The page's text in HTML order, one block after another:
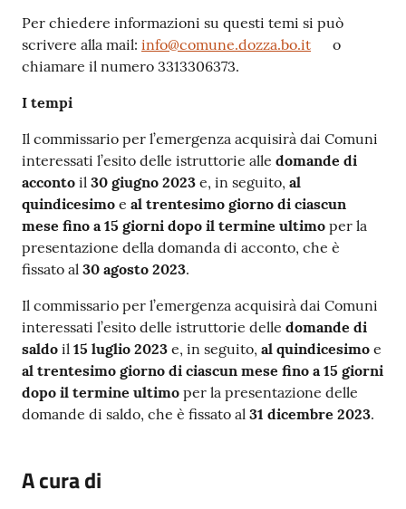
Per chiedere informazioni su questi temi si può
scrivere alla mail: info@comune.dozza.bo.it
o
chiamare il numero 3313306373.
I tempi
Il commissario per l’emergenza acquisirà dai Comuni
interessati l’esito delle istruttorie alle domande di
acconto il 30 giugno 2023 e, in seguito, al
quindicesimo e al trentesimo giorno di ciascun
mese fino a 15 giorni dopo il termine ultimo per la
presentazione della domanda di acconto, che è
fissato al 30 agosto 2023.
Il commissario per l’emergenza acquisirà dai Comuni
interessati l’esito delle istruttorie delle domande di
saldo il 15 luglio 2023 e, in seguito, al quindicesimo e
al trentesimo giorno di ciascun mese fino a 15 giorni
dopo il termine ultimo per la presentazione delle
domande di saldo, che è fissato al 31 dicembre 2023.
A cura di